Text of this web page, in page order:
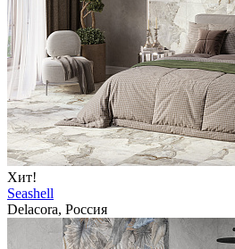
Хит!
Seashell
Delacora, Россия